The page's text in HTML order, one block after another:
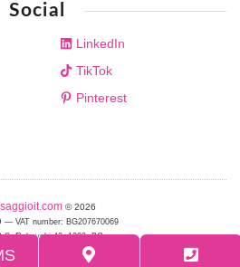
Social
LinkedIn
TikTok
Pinterest
© 2026
— VAT number: BG207670069
Rakovski 42, 1202, BG